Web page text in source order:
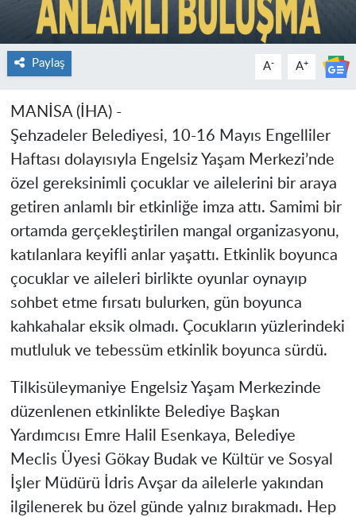
Paylaş A- A+
MANİSA (İHA) -
Şehzadeler Belediyesi, 10-16 Mayıs Engelliler
Haftası dolayısıyla Engelsiz Yaşam Merkezi’nde
özel gereksinimli çocuklar ve ailelerini bir araya
getiren anlamlı bir etkinliğe imza attı. Samimi bir
ortamda gerçekleştirilen mangal organizasyonu,
katılanlara keyifli anlar yaşattı. Etkinlik boyunca
çocuklar ve aileleri birlikte oyunlar oynayıp
sohbet etme fırsatı bulurken, gün boyunca
kahkahalar eksik olmadı. Çocukların yüzlerindeki
mutluluk ve tebessüm etkinlik boyunca sürdü.
Tilkisüleymaniye Engelsiz Yaşam Merkezinde
düzenlenen etkinlikte Belediye Başkan
Yardımcısı Emre Halil Esenkaya, Belediye
Meclis Üyesi Gökay Budak ve Kültür ve Sosyal
İşler Müdürü İdris Avşar da ailelerle yakından
ilgilenerek bu özel günde yalnız bırakmadı. Hep